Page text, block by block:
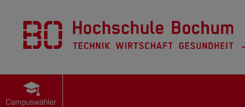
Campuswähler